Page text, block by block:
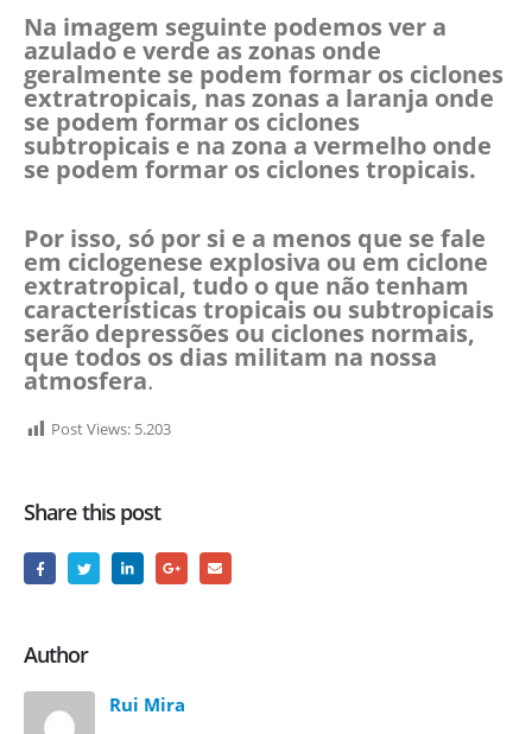
Na imagem seguinte podemos ver a
azulado e verde as zonas onde
geralmente se podem formar os ciclones
extratropicais, nas zonas a laranja onde
se podem formar os ciclones
subtropicais e na zona a vermelho onde
se podem formar os ciclones tropicais.
Por isso, só por si e a menos que se fale
em ciclogenese explosiva ou em ciclone
extratropical, tudo o que não tenham
características tropicais ou subtropicais
serão depressões ou ciclones normais,
que todos os dias militam na nossa
atmosfera.
Post Views: 5.203
Share this post
Author
Rui Mira